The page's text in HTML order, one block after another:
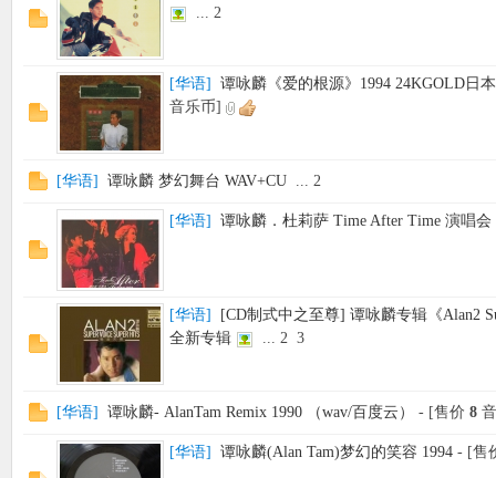
... 2
[华语]
谭咏麟《爱的根源》1994 24KGOLD日
音乐币]
[华语] 谭咏麟 梦幻舞台 WAV+CU ... 2
[华语] 谭咏麟．杜莉萨 Time After Time 演唱会
[华语]
[CD制式中之至尊] 谭咏麟专辑《Alan2
全新专辑
... 2 3
[华语] 谭咏麟- AlanTam Remix 1990 （wav/百度云） - [售价 8
[华语] 谭咏麟(Alan Tam)梦幻的笑容 1994 - [售